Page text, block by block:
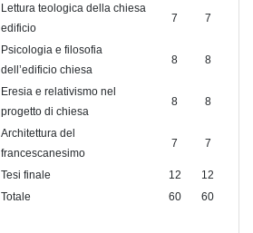
Lettura teologica della chiesa
edificio
7 7
Psicologia e filosofia
dell’edificio chiesa
8 8
Eresia e relativismo nel
progetto di chiesa
8 8
Architettura del
francescanesimo
7 7
Tesi finale 12
12
Totale
60 60